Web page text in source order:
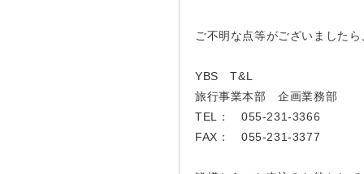
ご不明な点等がございました
YBS T&L
旅行事業本部 企画業務部
TEL： 055-231-3366
FAX： 055-231-3377